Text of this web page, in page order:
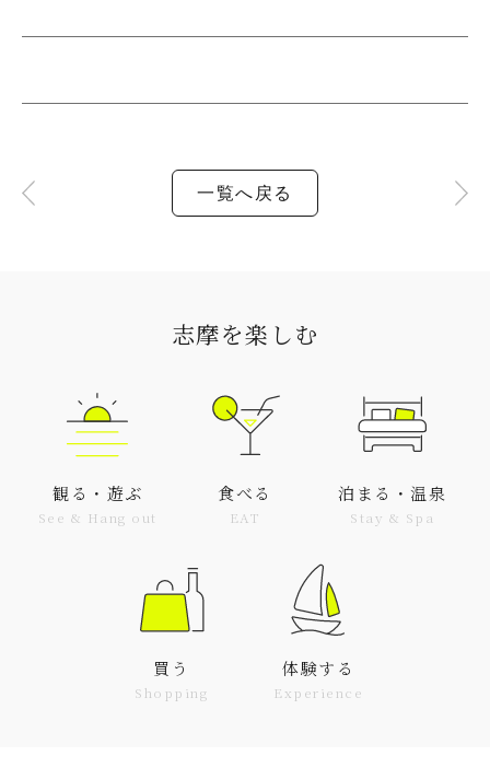
一覧へ戻る
志摩を楽しむ
観る・遊ぶ
See & Hang out
食べる
EAT
泊まる・温泉
Stay & Spa
買う
Shopping
体験する
Experience